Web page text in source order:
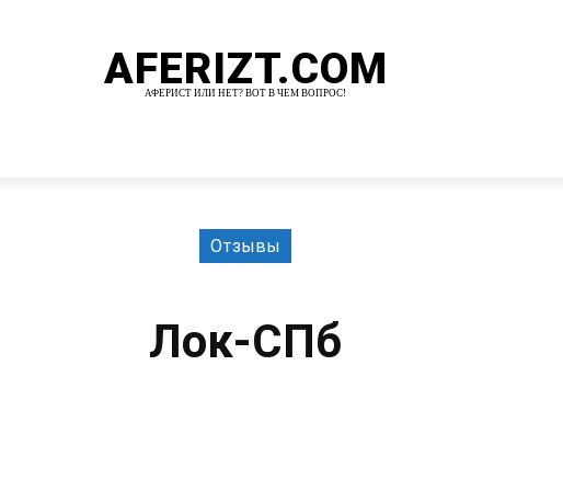
AFERIZT.COM
АФЕРИСТ ИЛИ НЕТ? ВОТ В ЧЕМ ВОПРОС!
Отзывы
Лок-СПб